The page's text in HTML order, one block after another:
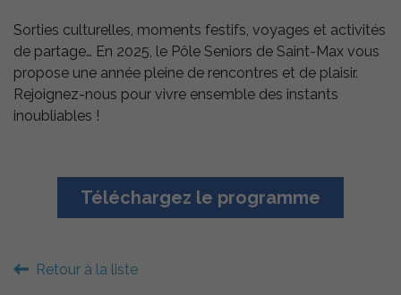
Sorties culturelles, moments festifs, voyages et activités
de partage… En 2025, le Pôle Seniors de Saint-Max vous
propose une année pleine de rencontres et de plaisir.
Rejoignez-nous pour vivre ensemble des instants
inoubliables !
Téléchargez le programme
Retour à la liste